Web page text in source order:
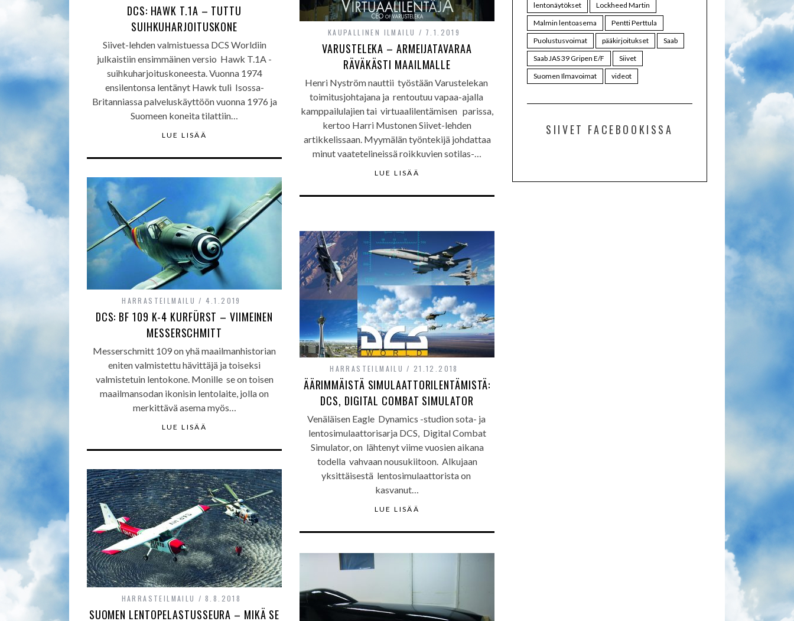
DCS: HAWK T.1A – TUTTU
SUIHKUHARJOITUSKONE
Siivet-lehden valmistuessa DCS Worldiin
julkaistiin ensimmäinen versio Hawk T.1A -
suihkuharjoituskoneesta. Vuonna 1974
ensilentonsa lentänyt Hawk tuli Isossa-
Britanniassa palveluskäyttöön vuonna 1976 ja
Suomeen koneita tilattiin…
LUE LISÄÄ
KAUPALLINEN ILMAILU 7.1.2019
VARUSTELEKA – ARMEIJATAVARAA
RÄVÄKÄSTI MAAILMALLE
Henri Nyström nauttii työstään Varustelekan
toimitusjohtajana ja rentoutuu vapaa-ajalla
kamppailulajien tai virtuaalilentämisen parissa,
kertoo Harri Mustonen Siivet-lehden
artikkelissaan. Myymälän työntekijä johdattaa
minut vaatetelineissä roikkuvien sotilas-…
LUE LISÄÄ
HARRASTEILMAILU 4.1.2019
DCS: BF 109 K-4 KURFÜRST – VIIMEINEN
MESSERSCHMITT
Messerschmitt 109 on yhä maailmanhistorian
eniten valmistettu hävittäjä ja toiseksi
valmistetuin lentokone. Monille se on toisen
maailmansodan ikonisin lentolaite, jolla on
merkittävä asema myös…
LUE LISÄÄ
HARRASTEILMAILU 21.12.2018
ÄÄRIMMÄISTÄ SIMULAATTORILENTÄMISTÄ:
DCS, DIGITAL COMBAT SIMULATOR
Venäläisen Eagle Dynamics -studion sota- ja
lentosimulaattorisarja DCS, Digital Combat
Simulator, on lähtenyt viime vuosien aikana
todella vahvaan nousukiitoon. Alkujaan
yksittäisestä lentosimulaattorista on
kasvanut…
LUE LISÄÄ
HARRASTEILMAILU 8.8.2018
SUOMEN LENTOPELASTUSSEURA – MIKÄ SE
lentonäytökset
Lockheed Martin
Malmin lentoasema
Pentti Perttula
Puolustusvoimat
pääkirjoitukset
Saab
Saab JAS 39 Gripen E/F
Siivet
Suomen Ilmavoimat
videot
SIIVET FACEBOOKISSA